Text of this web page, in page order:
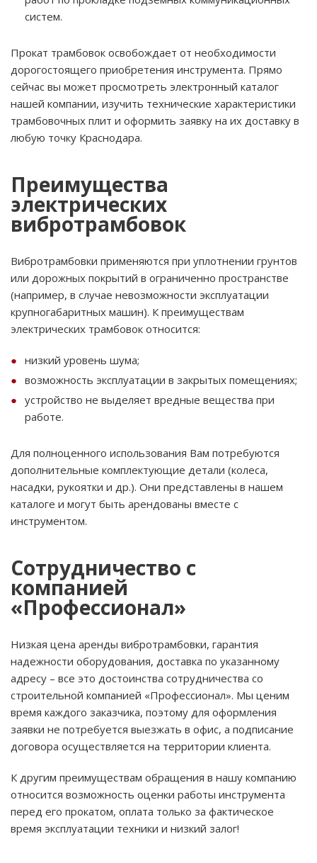
систем.
Прокат трамбовок освобождает от необходимости
дорогостоящего приобретения инструмента. Прямо
сейчас вы может просмотреть электронный каталог
нашей компании, изучить технические характеристики
трамбовочных плит и оформить заявку на их доставку в
любую точку Краснодара.
Преимущества
электрических
вибротрамбовок
Вибротрамбовки применяются при уплотнении грунтов
или дорожных покрытий в ограниченно пространстве
(например, в случае невозможности эксплуатации
крупногабаритных машин). К преимуществам
электрических трамбовок относится:
низкий уровень шума;
возможность эксплуатации в закрытых помещениях;
устройство не выделяет вредные вещества при
работе.
Для полноценного использования Вам потребуются
дополнительные комплектующие детали (колеса,
насадки, рукоятки и др.). Они представлены в нашем
каталоге и могут быть арендованы вместе с
инструментом.
Сотрудничество с
компанией
«Профессионал»
Низкая цена аренды вибротрамбовки, гарантия
надежности оборудования, доставка по указанному
адресу – все это достоинства сотрудничества со
строительной компанией «Профессионал». Мы ценим
время каждого заказчика, поэтому для оформления
заявки не потребуется выезжать в офис, а подписание
договора осуществляется на территории клиента.
К другим преимуществам обращения в нашу компанию
относится возможность оценки работы инструмента
перед его прокатом, оплата только за фактическое
время эксплуатации техники и низкий залог!